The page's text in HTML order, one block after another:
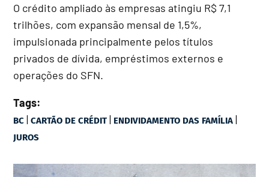
O crédito ampliado às empresas atingiu R$ 7,1
trilhões, com expansão mensal de 1,5%,
impulsionada principalmente pelos títulos
privados de dívida, empréstimos externos e
operações do SFN.
Tags:
BC |CARTÃO DE CRÉDIT | ENDIVIDAMENTO DAS FAMÍLIA |
JUROS